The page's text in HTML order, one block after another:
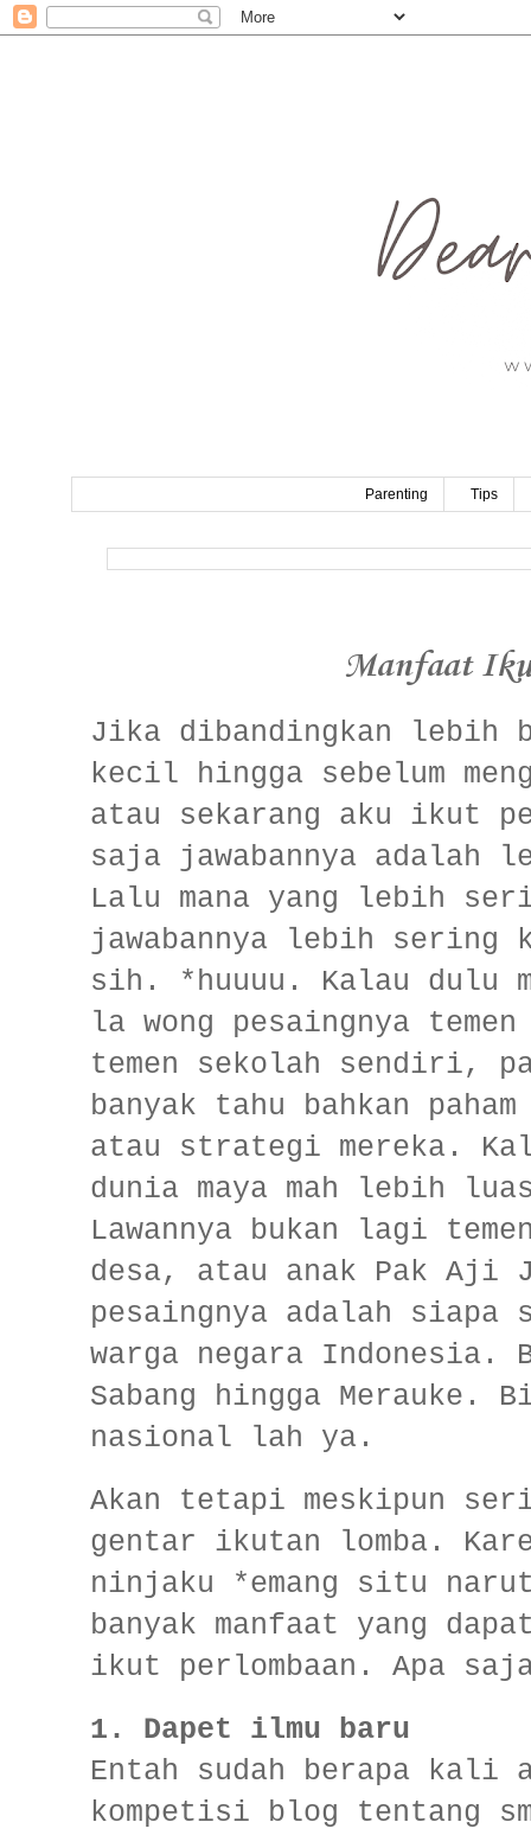
Parenting Tips
Manfaat
Jika dibandingkan lebih
kecil hingga sebelum
atau sekarang aku ikut
saja jawabannya adalah
Lalu mana yang lebih
jawabannya lebih sering
sih. *huuuu. Kalau dulu
la wong pesaingnya
temen sekolah sendiri,
banyak tahu bahkan
atau strategi mereka.
dunia maya mah lebih
Lawannya bukan lagi
desa, atau anak Pak Aji
pesaingnya adalah siapa
warga negara Indonesia.
Sabang hingga Merauke.
nasional lah ya.
Akan tetapi meskipun
gentar ikutan lomba.
ninjaku *emang situ
banyak manfaat yang
ikut perlombaan. Apa
1. Dapet ilmu baru
Entah sudah berapa kali
kompetisi blog tentang